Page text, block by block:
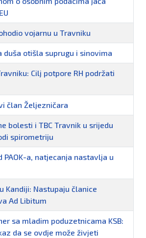
vojarnu u Travniku
duša otišla suprugu i sinovima
Cilj potpore RH podržati
član Željezničara
bolesti i TBC Travnik u srijedu
spirometriju
PAOK-a, natjecanja nastavlja u
Kandiji: Nastupaju članice
Ad Libitum
sa mladim poduzetnicama KSB:
da se ovdje može živjeti